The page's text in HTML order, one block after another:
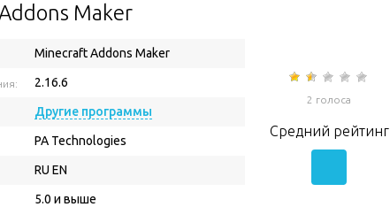
Maker
Minecraft Addons Maker
2.16.6
Другие программы
PA Technologies
RU EN
5.0 и выше
2 голоса
Средний рейтинг